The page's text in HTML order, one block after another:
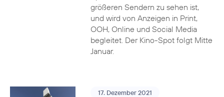
größeren Sendern zu sehen ist,
und wird von Anzeigen in Print,
OOH, Online und Social Media
begleitet. Der Kino-Spot folgt Mitte
Januar.
17. Dezember 2021